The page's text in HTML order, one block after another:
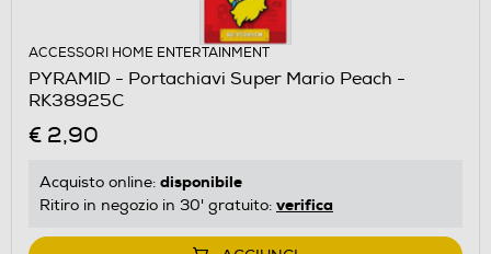
ACCESSORI HOME ENTERTAINMENT
PYRAMID - Portachiavi Super Mario Peach -
RK38925C
€ 2,90
Acquisto online: disponibile
Ritiro in negozio in 30' gratuito: verifica